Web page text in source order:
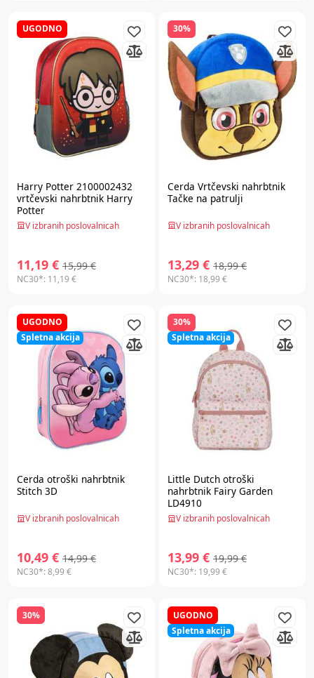
UGODNO
Harry Potter 2100002432
vrtčevski nahrbtnik Harry
Potter
V izbranih poslovalnicah
11,19 € 15,99 €
NC30*: 11,19 €
30%
Cerda Vrtčevski nahrbtnik
Tačke na patrulji
V izbranih poslovalnicah
13,29 € 18,99 €
NC30*: 18,99 €
UGODNO
Spletna akcija
Cerda otroški nahrbtnik
Stitch 3D
V izbranih poslovalnicah
10,49 € 14,99 €
NC30*:8,99 €
30%
Spletna akcija
Little Dutch otroški
nahrbtnik Fairy Garden
LD4910
V izbranih poslovalnicah
13,99 € 19,99 €
NC30*: 19,99 €
30%
UGODNO
Spletna akcija